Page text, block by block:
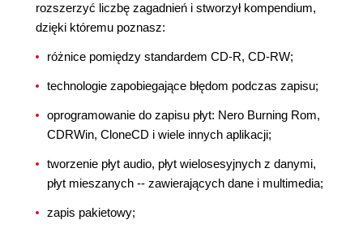
rozszerzyć liczbę zagadnień i stworzył kompendium,
dzięki któremu poznasz:
różnice pomiędzy standardem CD-R, CD-RW;
technologie zapobiegające błędom podczas zapisu;
oprogramowanie do zapisu płyt: Nero Burning Rom,
CDRWin, CloneCD i wiele innych aplikacji;
tworzenie płyt audio, płyt wielosesyjnych z danymi,
płyt mieszanych -- zawierających dane i multimedia;
zapis pakietowy;